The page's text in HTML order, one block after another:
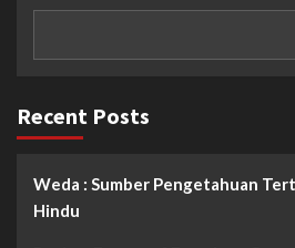
Recent Posts
Weda : Sumber Pengetahuan
Hindu